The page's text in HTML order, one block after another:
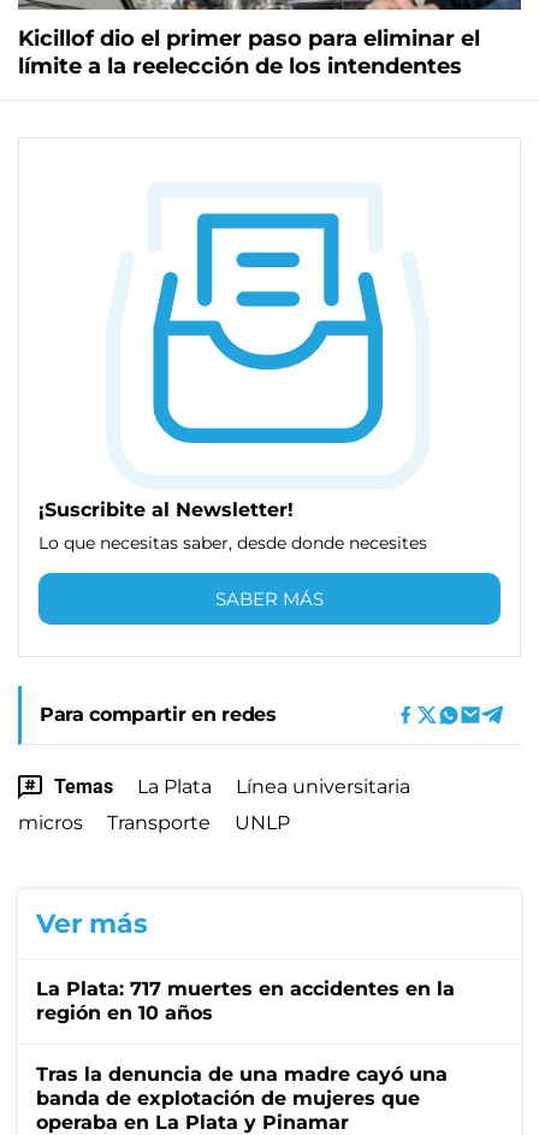
Kicillof dio el primer paso para eliminar el
límite a la reelección de los intendentes
¡Suscribite al Newsletter!
Lo que necesitas saber, desde donde necesites
SABER MÁS
Para compartir en redes
Temas La Plata
Línea universitaria
micros
Transporte UNLP
Ver más
La Plata: 717 muertes en accidentes en la
región en 10 años
Tras la denuncia de una madre cayó una
banda de explotación de mujeres que
operaba en La Plata y Pinamar